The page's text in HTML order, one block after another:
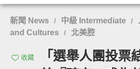
新聞 News / 中級 Intermediate /
and Cultures
/ 北美腔
收藏
「選舉人團投票